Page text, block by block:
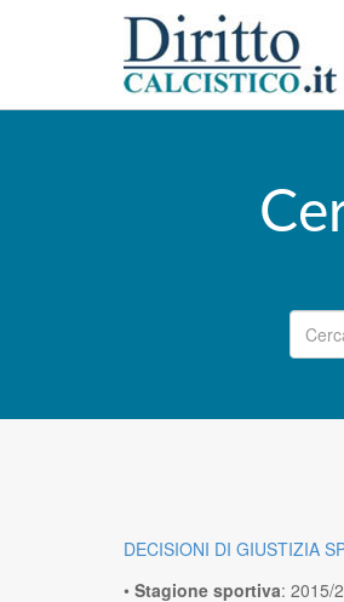
Main menu
DECISIONI DI GIUSTIZIA
• Stagione sportiva: 2015/